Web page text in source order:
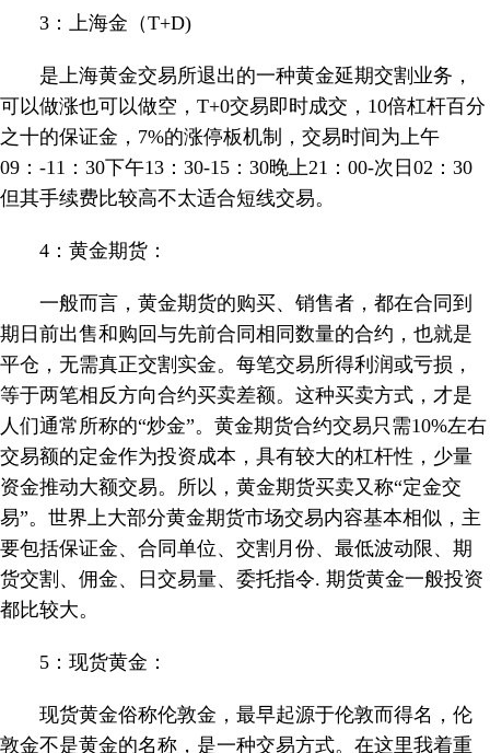
3：上海金（T+D)
是上海黄金交易所退出的一种黄金延期交割业务，
可以做涨也可以做空，T+0交易即时成交，10倍杠杆百分
之十的保证金，7%的涨停板机制，交易时间为上午
09：-11：30下午13：30-15：30晚上21：00-次日02：30
但其手续费比较高不太适合短线交易。
4：黄金期货：
一般而言，黄金期货的购买、销售者，都在合同到
期日前出售和购回与先前合同相同数量的合约，也就是
平仓，无需真正交割实金。每笔交易所得利润或亏损，
等于两笔相反方向合约买卖差额。这种买卖方式，才是
人们通常所称的“炒金”。黄金期货合约交易只需10%左右
交易额的定金作为投资成本，具有较大的杠杆性，少量
资金推动大额交易。所以，黄金期货买卖又称“定金交
易”。世界上大部分黄金期货市场交易内容基本相似，主
要包括保证金、合同单位、交割月份、最低波动限、期
货交割、佣金、日交易量、委托指令. 期货黄金一般投资
都比较大。
5：现货黄金：
现货黄金俗称伦敦金，最早起源于伦敦而得名，伦
敦金不是黄金的名称，是一种交易方式。在这里我着重